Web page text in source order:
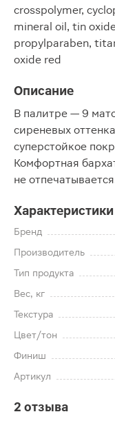
crosspolymer,
mineral oil, tin
propylparaben,
oxide red
Описание
В палитре — 9
сиреневых
суперстойкое
Комфортная
не
Характеристики
Бренд
Производитель
Тип продукта
Вес, кг
Текстура
Цвет/тон
Финиш
Артикул
2 отзыва